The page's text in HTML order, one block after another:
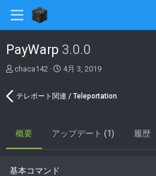
PayWarp 3.0.0
著
chaca142
C
a
o
4月 3, 2019
テレポート関連 / Teleportation
概要 アップデート (1) 履歴
基本コマンド